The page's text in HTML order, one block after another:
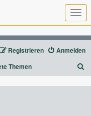
T
o
g
g
l
e
n
a
g
Anmelden
Registrieren
Themen
u